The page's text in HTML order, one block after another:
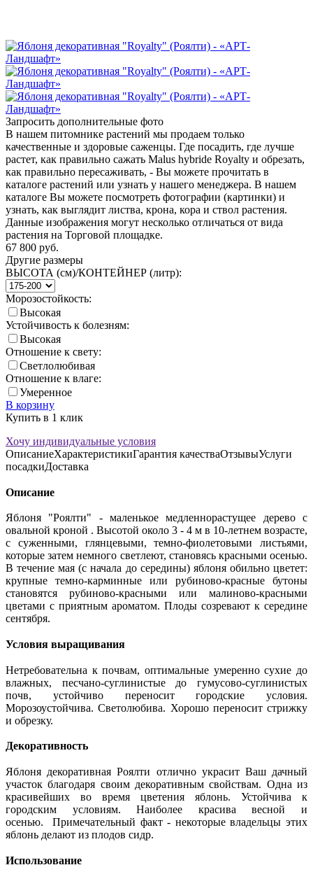
Запросить дополнительные фото
В нашем питомнике растений мы продаем только
качественные и здоровые саженцы. Где посадить, где лучше
растет, как правильно сажать Malus hybride Royalty и обрезать,
как правильно пересаживать, - Вы можете прочитать в
каталоге растений или узнать у нашего менеджера. В нашем
каталоге Вы можете посмотреть фотографии (картинки) и
узнать, как выглядит листва, крона, кора и ствол растения.
Данные изображения могут несколько отличаться от вида
растения на Торговой площадке.
67 800 руб.
Другие размеры
ВЫСОТА (см)/КОНТЕЙНЕР (литр):
Морозостойкость:
Высокая
Устойчивость к болезням:
Высокая
Отношение к свету:
Светлолюбивая
Отношение к влаге:
Умеренное
В корзину
Купить в 1 клик
Хочу индивидуальные условия
ОписаниеХарактеристикиГарантия качестваОтзывыУслуги
посадкиДоставка
Описание
Яблоня "Роялти" - маленькое медленнорастущее дерево с
овальной кроной . Высотой около 3 - 4 м в 10-летнем возрасте,
с суженными, глянцевыми, темно-фиолетовыми листьями,
которые затем немного светлеют, становясь красными осенью.
В течение мая (с начала до середины) яблоня обильно цветет:
крупные темно-карминные или рубиново-красные бутоны
становятся рубиново-красными или малиново-красными
цветами с приятным ароматом. Плоды созревают к середине
сентября.
Условия выращивания
Нетребовательна к почвам, оптимальные умеренно сухие до
влажных, песчано-суглинистые до гумусово-суглинистых
почв, устойчиво переносит городские условия.
Морозоустойчива. Светолюбива. Хорошо переносит стрижку
и обрезку.
Декоративность
Яблоня декоративная Роялти отлично украсит Ваш дачный
участок благодаря своим декоративным свойствам. Одна из
красивейших во время цветения яблонь. Устойчива к
городским условиям. Наиболее красива весной и
осенью. Примечательный факт - некоторые владельцы этих
яблонь делают из плодов сидр.
Использование